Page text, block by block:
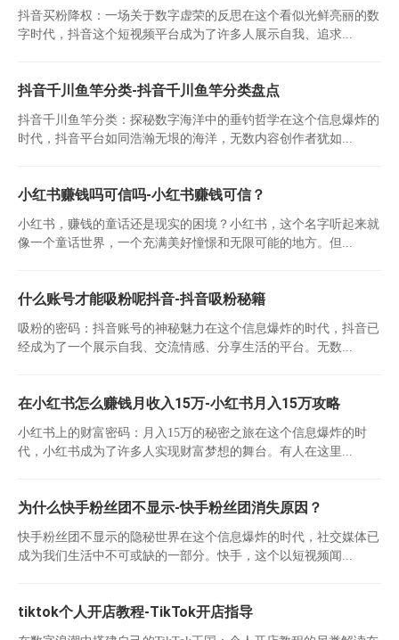
抖音买粉降权：一场关于数字虚荣的反思在这个看似光鲜亮丽的数
字时代，抖音这个短视频平台成为了许多人展示自我、追求...
抖音千川鱼竿分类-抖音千川鱼竿分类盘点
抖音千川鱼竿分类：探秘数字海洋中的垂钓哲学在这个信息爆炸的
时代，抖音平台如同浩瀚无垠的海洋，无数内容创作者犹如...
小红书赚钱吗可信吗-小红书赚钱可信？
小红书，赚钱的童话还是现实的困境？小红书，这个名字听起来就
像一个童话世界，一个充满美好憧憬和无限可能的地方。但...
什么账号才能吸粉呢抖音-抖音吸粉秘籍
吸粉的密码：抖音账号的神秘魅力在这个信息爆炸的时代，抖音已
经成为了一个展示自我、交流情感、分享生活的平台。无数...
在小红书怎么赚钱月收入15万-小红书月入15万攻略
小红书上的财富密码：月入15万的秘密之旅在这个信息爆炸的时
代，小红书成为了许多人实现财富梦想的舞台。有人在这里...
为什么快手粉丝团不显示-快手粉丝团消失原因？
快手粉丝团不显示的隐秘世界在这个信息爆炸的时代，社交媒体已
成为我们生活中不可或缺的一部分。快手，这个以短视频闻...
tiktok个人开店教程-TikTok开店指导